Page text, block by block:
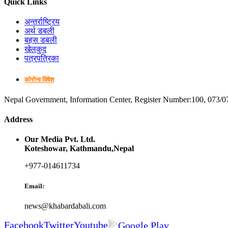
Quick Links
अन्तर्राष्ट्रिय
अर्थ डबली
बहस डबली
खेलकुद
पत्रपत्रिका
कोरोना विषेश
Nepal Government, Information Center, Register Number:100, 073/
Address
Our Media Pvt. Ltd.
Koteshowar, Kathmandu,Nepal
+977-014611734
Email:
news@khabardabali.com
FacebookTwitterYoutube Google Play